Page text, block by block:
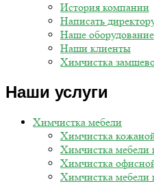
История компании
Написать
Наше оборудование
Наши клиенты
Химчистка
Наши услуги
Химчистка мебели
Химчистка
Химчистка мебели
Химчистка
Химчистка мебели